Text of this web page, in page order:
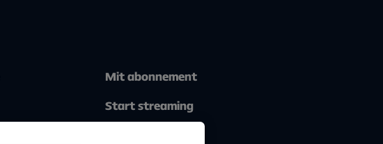
Mit abonnement
Start streaming